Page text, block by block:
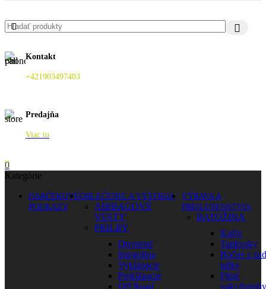
Kontakt
+421903497403
Predajňa
Viac tu
0
Kategórie
DARČEKOVÉ
POUKAZY
OBLEČENIE A VÝSTROJ
AIRBAGOVÉ
VESTY
PRILBY
Otvorené
Integrálne
Vyklápacie
Preklápacie
Off Road
VÝBAVA A
PRÍSLUŠENSTVO
BATOŽINA
Kufre
Tankvaky
Bočné a
tašky
Pitné
vaky/batohy